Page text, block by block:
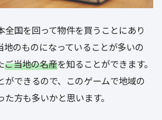
全国を回って物件を買うことにあり
地のものになっていることが多いの
ご当地の名産を知ることができます。
ができるので、このゲームで地域の
方も多いかと思います。